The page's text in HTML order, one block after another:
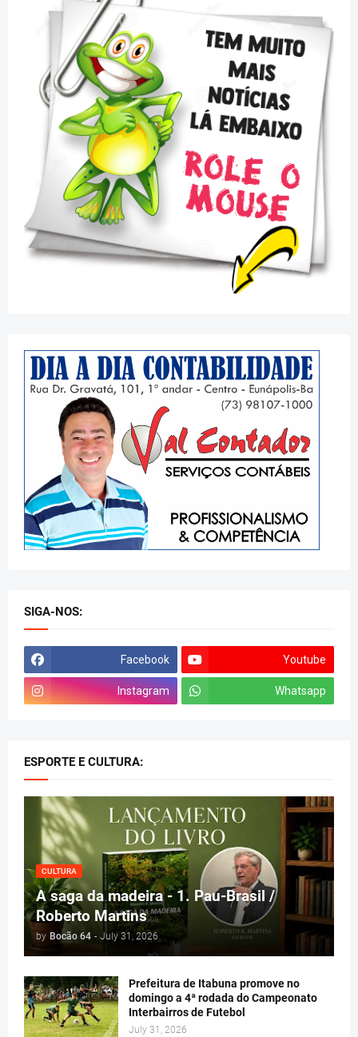
SIGA-NOS:
Facebook Youtube
Instagram Whatsapp
ESPORTE E CULTURA:
CULTURA
A saga da madeira - 1. Pau-Brasil /
Roberto Martins
by Bocão 64 - July 31, 2026
Prefeitura de Itabuna promove no
domingo a 4ª rodada do Campeonato
Interbairros de Futebol
July 31, 2026